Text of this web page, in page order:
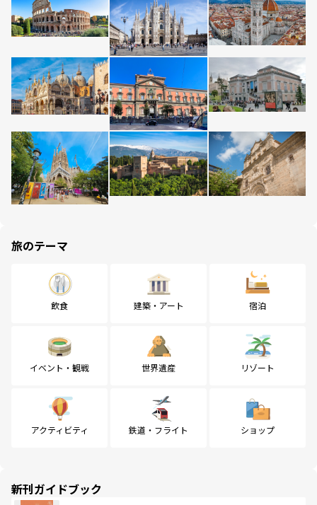
旅のテーマ
飲食 建築・アート 宿泊
イベント・観戦 世界遺産 リゾート
アクティビティ 鉄道・フライト ショップ
新刊ガイドブック